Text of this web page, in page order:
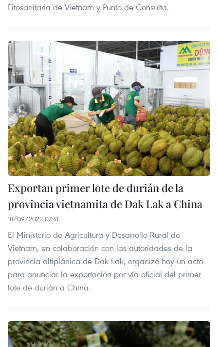
Fitosanitaria de Vietnam y Punto de Consulta.
Exportan primer lote de durián de la
provincia vietnamita de Dak Lak a China
18/09/2022 07:41
El Ministerio de Agricultura y Desarrollo Rural de
Vietnam, en colaboración con las autoridades de la
provincia altiplánica de Dak Lak, organizó hoy un acto
para anunciar la exportación por vía oficial del primer
lote de durián a China.